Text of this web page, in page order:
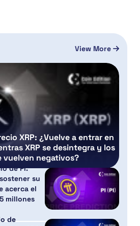
View More
XRP: ¿Vuelve a entrar en
XRP se desintegra y los
vuelven negativos?
de PI:
su
acerca el
millones
de